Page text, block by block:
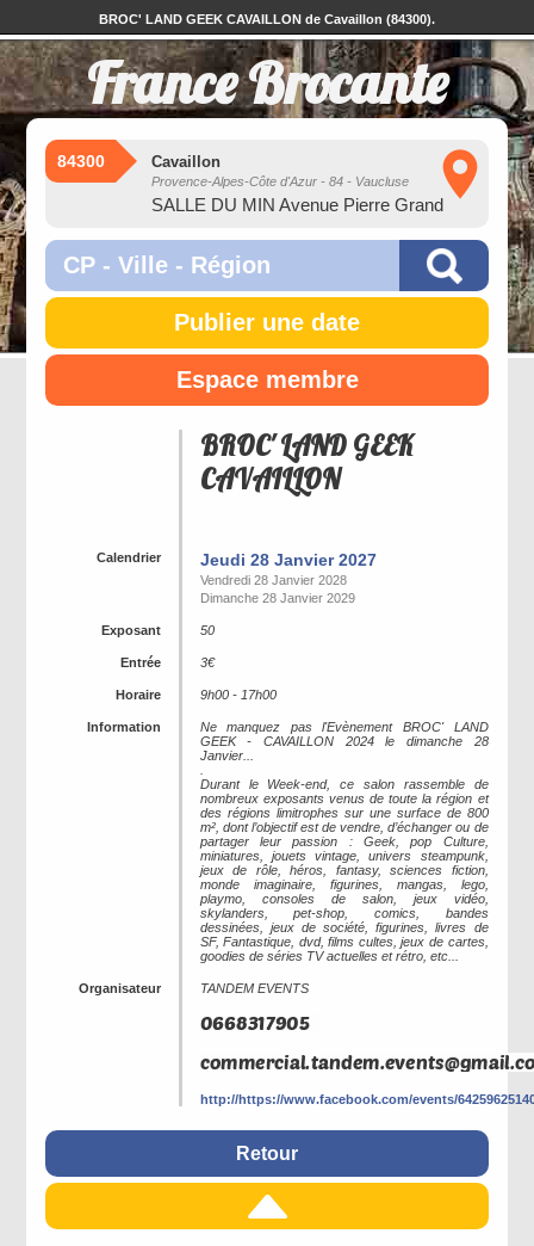
BROC' LAND GEEK CAVAILLON de Cavaillon (84300).
France Brocante
84300 Cavaillon
Provence-Alpes-Côte d'Azur - 84 - Vaucluse
SALLE DU MIN Avenue Pierre Grand
Publier une date
Espace membre
BROC' LAND GEEK
CAVAILLON
Calendrier Jeudi 28 Janvier 2027
Vendredi 28 Janvier 2028
Dimanche 28 Janvier 2029
Exposant 50
Entrée 3€
Horaire 9h00 - 17h00
Information
Ne manquez pas l'Evènement BROC' LAND
GEEK - CAVAILLON 2024 le dimanche 28
Janvier...
Durant le Week-end, ce salon rassemble de
nombreux exposants venus de toute la région et
des régions limitrophes sur une surface de 800
m², dont l’objectif est de vendre, d’échanger ou de
partager leur passion : Geek, pop Culture,
miniatures, jouets vintage, univers steampunk,
jeux de rôle, héros, fantasy, sciences fiction,
monde imaginaire, figurines, mangas, lego,
playmo, consoles de salon, jeux vidéo,
skylanders, pet-shop, comics, bandes
dessinées, jeux de société, figurines, livres de
SF, Fantastique, dvd, films cultes, jeux de cartes,
goodies de séries TV actuelles et rétro, etc...
Organisateur TANDEM EVENTS
http://https://www.facebook.com/events/
Retour